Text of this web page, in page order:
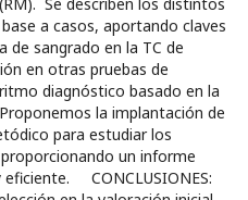
a casos, aportando claves
de sangrado en la TC de
en otras pruebas de
diagnóstico basado en la
la implantación de
para estudiar los
un informe
CONCLUSIONES: